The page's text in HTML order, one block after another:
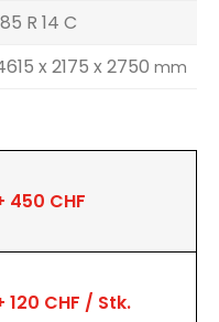
R 14 C
x 2175 x 2750 mm
450 CHF
120 CHF / Stk.